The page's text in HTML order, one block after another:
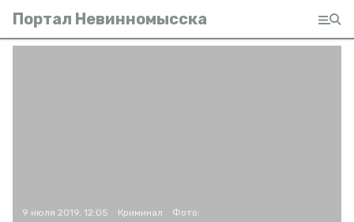
Портал Невинномысска
9 июля 2019, 12:05 Криминал Фото: